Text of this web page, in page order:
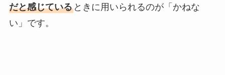
だと感じているときに用いられるのが「かねな
い」です。